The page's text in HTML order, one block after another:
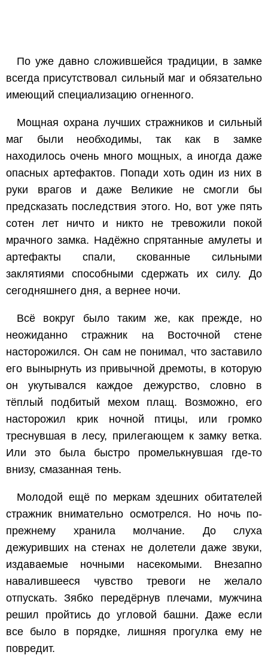
По уже давно сложившейся традиции, в замке
всегда присутствовал сильный маг и обязательно
имеющий специализацию огненного.
Мощная охрана лучших стражников и сильный
маг были необходимы, так как в замке
находилось очень много мощных, а иногда даже
опасных артефактов. Попади хоть один из них в
руки врагов и даже Великие не смогли бы
предсказать последствия этого. Но, вот уже пять
сотен лет ничто и никто не тревожили покой
мрачного замка. Надёжно спрятанные амулеты и
артефакты спали, скованные сильными
заклятиями способными сдержать их силу. До
сегодняшнего дня, а вернее ночи.
Всё вокруг было таким же, как прежде, но
неожиданно стражник на Восточной стене
насторожился. Он сам не понимал, что заставило
его вынырнуть из привычной дремоты, в которую
он укутывался каждое дежурство, словно в
тёплый подбитый мехом плащ. Возможно, его
насторожил крик ночной птицы, или громко
треснувшая в лесу, прилегающем к замку ветка.
Или это была быстро промелькнувшая где-то
внизу, смазанная тень.
Молодой ещё по меркам здешних обитателей
стражник внимательно осмотрелся. Но ночь по-
прежнему хранила молчание. До слуха
дежуривших на стенах не долетели даже звуки,
издаваемые ночными насекомыми. Внезапно
навалившееся чувство тревоги не желало
отпускать. Зябко передёрнув плечами, мужчина
решил пройтись до угловой башни. Даже если
все было в порядке, лишняя прогулка ему не
повредит.